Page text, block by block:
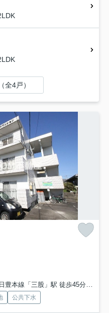
全4戸）
日豊本線「三股」駅 徒歩45分
公共下水